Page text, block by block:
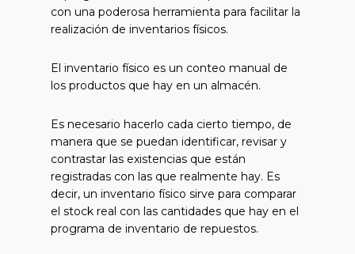
con una poderosa herramienta para facilitar la
realización de inventarios físicos.
El inventario físico es un conteo manual de
los productos que hay en un almacén.
Es necesario hacerlo cada cierto tiempo, de
manera que se puedan identificar, revisar y
contrastar las existencias que están
registradas con las que realmente hay. Es
decir, un inventario físico sirve para comparar
el stock real con las cantidades que hay en el
programa de inventario de repuestos.